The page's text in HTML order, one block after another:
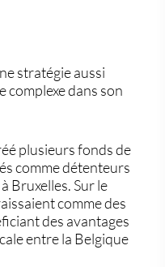
stratégie aussi
complexe dans son
plusieurs fonds de
comme détenteurs
Bruxelles. Sur le
comme des
des avantages
entre la Belgique